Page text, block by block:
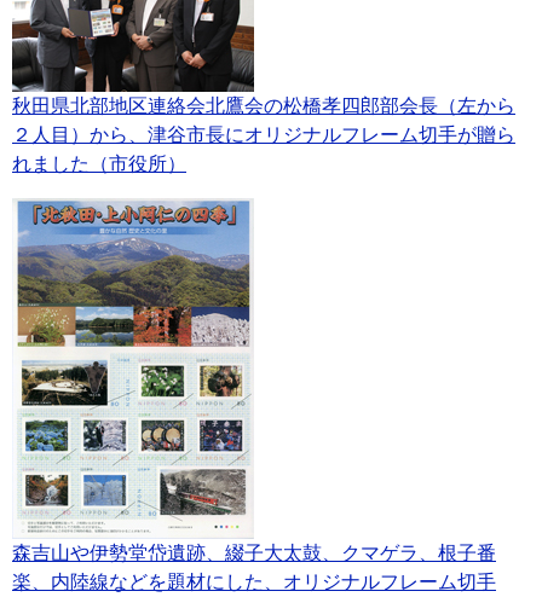
秋田県北部地区連絡会北鷹会の松橋孝四郎部会長（左から
２人目）から、津谷市長にオリジナルフレーム切手が贈ら
れました（市役所）
森吉山や伊勢堂岱遺跡、綴子大太鼓、クマゲラ、根子番
楽、内陸線などを題材にした、オリジナルフレーム切手